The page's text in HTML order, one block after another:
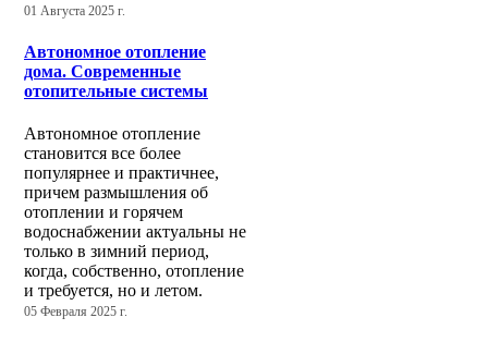
01 Августа 2025 г.
Автономное отопление
дома. Современные
отопительные системы
Автономное отопление
становится все более
популярнее и практичнее,
причем размышления об
отоплении и горячем
водоснабжении актуальны не
только в зимний период,
когда, собственно, отопление
и требуется, но и летом.
05 Февраля 2025 г.